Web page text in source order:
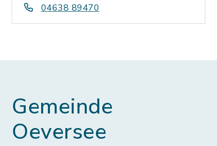
04638 89470
Gemeinde
Oeversee